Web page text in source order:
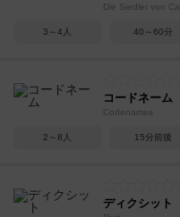
Die Siedler von
3～4人 40～60分
コードネーム
Codenames
2～8人 15分前後
ディクシット